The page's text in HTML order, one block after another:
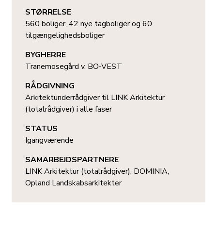
STØRRELSE
560 boliger, 42 nye tagboliger og 60
tilgængelighedsboliger
BYGHERRE
Tranemosegård v. BO-VEST
RÅDGIVNING
Arkitektunderrådgiver til LINK Arkitektur
(totalrådgiver) i alle faser
STATUS
Igangværende
SAMARBEJDSPARTNERE
LINK Arkitektur (totalrådgiver), DOMINIA,
Opland Landskabsarkitekter